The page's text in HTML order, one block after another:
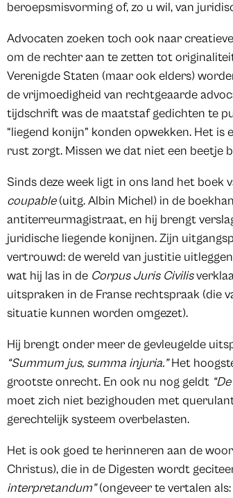
beroepsmisvorming of, zo u wil, van
Advocaten zoeken toch ook naar
om de rechter aan te zetten tot
Verenigde Staten (maar ook elders)
de vrijmoedigheid van rechtgeaarde
tijdschrift was de maatstaf gedichten te
“liegend konijn” konden opwekken. Het
rust zorgt. Missen we dat niet een beetje
Sinds deze week ligt in ons land het boek
coupable(uitg. Albin Michel) in de
antiterreurmagistraat, en hij brengt
juridische liegende konijnen. Zijn
vertrouwd: de wereld van justitie
wat hij las in de Corpus Juris Civilis
uitspraken in de Franse rechtspraak (die
situatie kunnen worden omgezet).
Hij brengt onder meer de gevleugelde
“Summum jus, summa injuria.”Het
grootste onrecht. En ook nu nog geldt
moet zich niet bezighouden met
gerechtelijk systeem overbelasten.
Het is ook goed te herinneren aan de
Christus), die in de Digesten wordt
interpretandum”(ongeveer te vertalen